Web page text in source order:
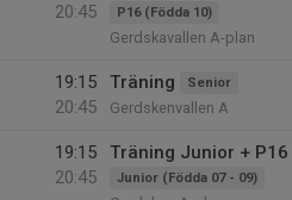
20:45
P16 (Födda 10)
Gerdskavallen A-plan
19:15
20:45
Träning Senior
Gerdskenvallen A
19:15
20:45
Träning Junior +
Junior (Födda 07 - 09)